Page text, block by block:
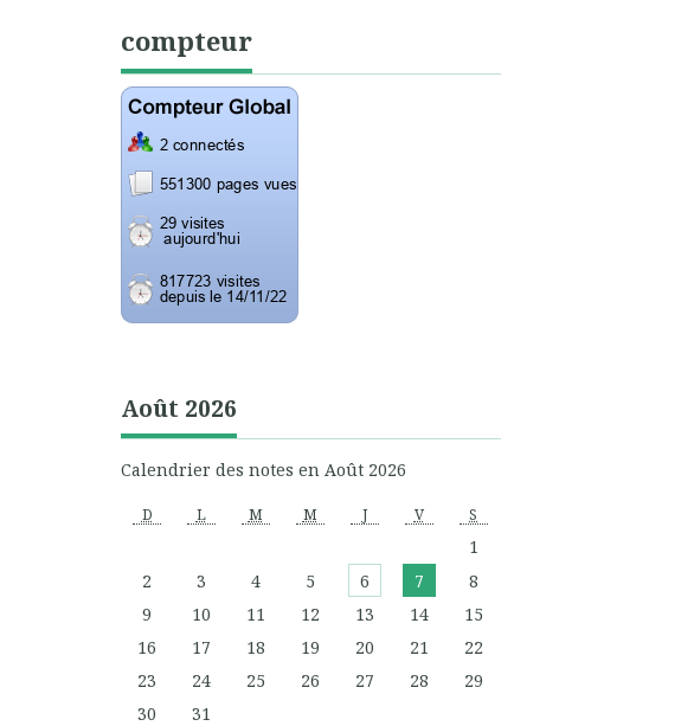
compteur
Août 2026
Calendrier des notes en Août 2026
D L M M J V S
1
2
3 4 5 6 7
8
9
10 11 12 13 14
15
16
17 18 19 20 21
22
23
24 25 26 27 28
29
30
31